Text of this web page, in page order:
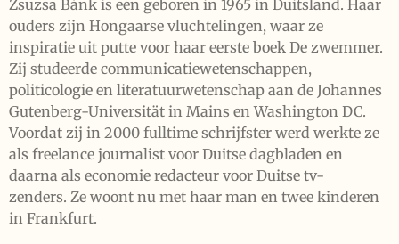
Zsuzsa Bánk is een geboren in 1965 in Duitsland. Haar
ouders zijn Hongaarse vluchtelingen, waar ze
inspiratie uit putte voor haar eerste boek De zwemmer.
Zij studeerde communicatiewetenschappen,
politicologie en literatuurwetenschap aan de Johannes
Gutenberg-Universität in Mains en Washington DC.
Voordat zij in 2000 fulltime schrijfster werd werkte ze
als freelance journalist voor Duitse dagbladen en
daarna als economie redacteur voor Duitse tv-
zenders. Ze woont nu met haar man en twee kinderen
in Frankfurt.